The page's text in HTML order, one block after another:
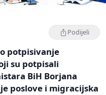
Podijeli
potpisivanje
su potpisali
BiH Borjana
poslove i migracijska